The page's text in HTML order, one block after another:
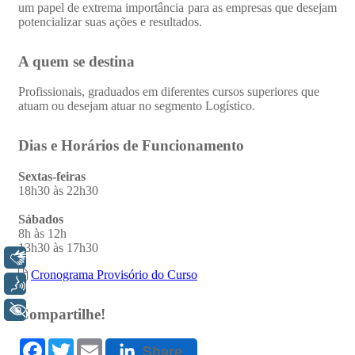
Libras
Voz
+ Acessibilidade